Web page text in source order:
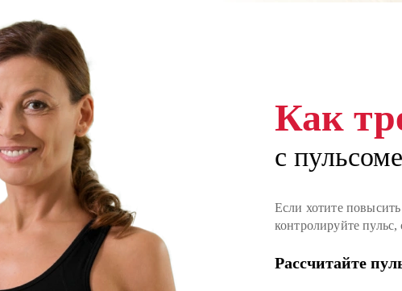
Как
с
Если хотите
контролируйте
Рассчитайте